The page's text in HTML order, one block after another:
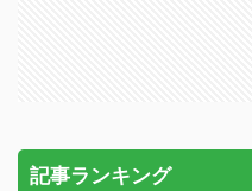
記事ランキング